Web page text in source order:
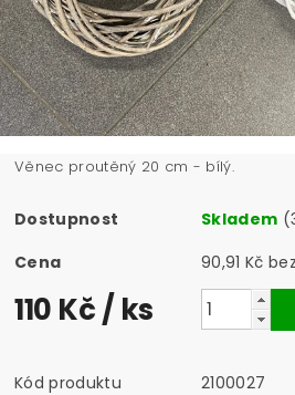
Věnec proutěný 20 cm - bílý.
Dostupnost Skladem
Cena
90,91
110 Kč/ ks
Kód produktu
2100027